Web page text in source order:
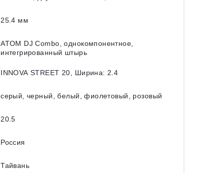
25.4 мм
ATOM DJ Combo, однокомпонентное,
интегрированный штырь
INNOVA STREET 20, Ширина: 2.4
серый, черный, белый, фиолетовый, розовый
20.5
Россия
Тайвань